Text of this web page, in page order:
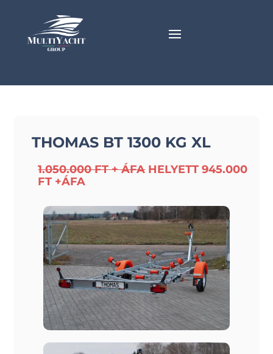
THOMAS BT 1300 KG XL
1.050.000 FT + ÁFAHELYETT 945.000
FT +ÁFA